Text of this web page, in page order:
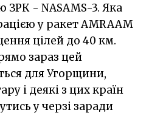
ЗРК - NASAMS-3. Яка
у ракет AMRAAM
цілей до 40 км.
зараз цей
для Угорщини,
і деякі з цих країн
у черзі заради